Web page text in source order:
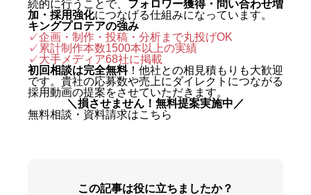
続的に行うことで、 フォロワー獲得・問い合わせ増
加・採用強化につなげる仕組みになっています。
キングプロテアの強み
✓企画・制作・投稿・分析まで丸投げOK
✓累計制作本数1500本以上の実績
✓大手メディア68社に掲載
初回相談は完全無料！他社との相見積もりも大歓迎
です。貴社の応募数や売上にダイレクトにつながる
採用動画の提案をさせていただきます。
＼損させません！無料提案実施中／
無料相談・資料請求はこちら
この記事は役に立ちましたか？